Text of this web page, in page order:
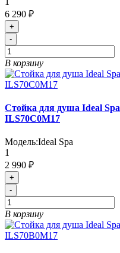
6 290 ₽
+
-
В корзину
Стойка для душа Ideal
ILS70C0M17
Модель:Ideal Spa
1
2 990 ₽
+
-
В корзину